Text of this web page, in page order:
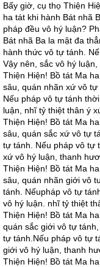
Bấy giờ, cụ thọ Thiện
ha tát khi hành Bát nhã
pháp đều vô hý luận?
Bát nhã Ba la mật đa
hành thức vô tự tánh.
Vậy nên, sắc vô hý
Thiện Hiện! Bồ tát Ma
sâu, quán nhãn xứ vô tự
Nếu pháp vô tự tánh
luận, nhĩ tỷ thiệt thân ý
Thiện Hiện! Bồ tát Ma
sâu, quán sắc xứ vô tự
tự tánh. Nếu pháp vô tự
xứ vô hý luận, thanh
Thiện Hiện! Bồ tát Ma
sâu, quán nhãn giới vô
tánh. Nếupháp vô tự
vô hý luận. nhĩ tỷ thiệt
Thiện Hiện! Bồ tát Ma
quán sắc giới vô tự
tự tánh.Nếu pháp vô tự
giới vô hý luận, thanh
Thiện Hiện! Bồ tát Ma